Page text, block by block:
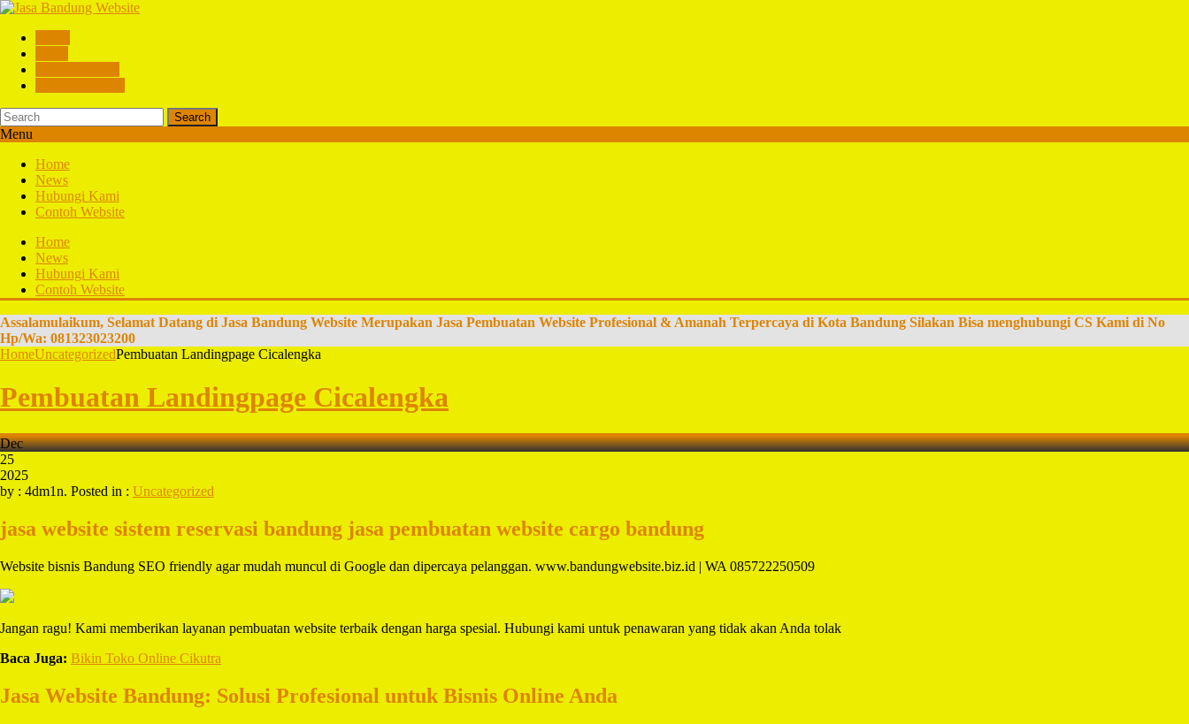
Search
Menu
Home
News
Hubungi Kami
Contoh Website
Home
News
Hubungi Kami
Contoh Website
Assalamulaikum, Selamat Datang di Jasa Bandung Website Merupakan Jasa Pembuatan Website Profesional & Amanah Terpercaya di Kota Bandung Silakan Bisa menghubungi CS Kami di No
Hp/Wa: 081323023200
HomeUncategorizedPembuatan Landingpage Cicalengka
Pembuatan Landingpage Cicalengka
Dec
25
2025
by : 4dm1n. Posted in : Uncategorized
jasa website sistem reservasi bandung jasa pembuatan website cargo bandung
Website bisnis Bandung SEO friendly agar mudah muncul di Google dan dipercaya pelanggan. www.bandungwebsite.biz.id | WA 085722250509
Jangan ragu! Kami memberikan layanan pembuatan website terbaik dengan harga spesial. Hubungi kami untuk penawaran yang tidak akan Anda tolak
Baca Juga: Bikin Toko Online Cikutra
Jasa Website Bandung: Solusi Profesional untuk Bisnis Online Anda